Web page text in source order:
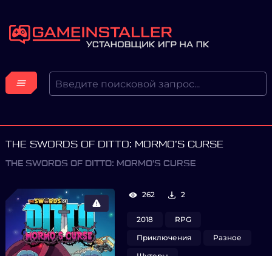
THE SWORDS OF DITTO: MORMO’S CURSE
THE SWORDS OF DITTO: MORMO'S CURSE
262 2
2018
RPG
Приключения
Разное